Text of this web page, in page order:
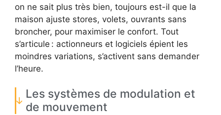
on ne sait plus très bien, toujours est-il que la
maison ajuste stores, volets, ouvrants sans
broncher, pour maximiser le confort. Tout
s’articule : actionneurs et logiciels épient les
moindres variations, s’activent sans demander
l’heure.
Les systèmes de modulation et
de mouvement